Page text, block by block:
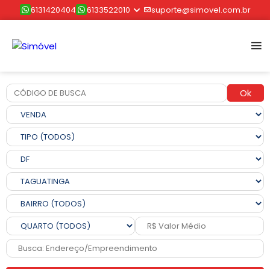
6131420404 6133522010 suporte@simovel.com.br
Ok